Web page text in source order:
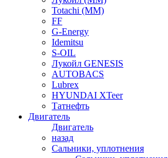
Totachi (MM)
FF
G-Energy
Idemitsu
S-OIL
Лукойл GENESIS
AUTOBACS
Lubrex
HYUNDAI XTeer
Татнефть
Двигатель
Двигатель
назад
Сальники, уплотнения